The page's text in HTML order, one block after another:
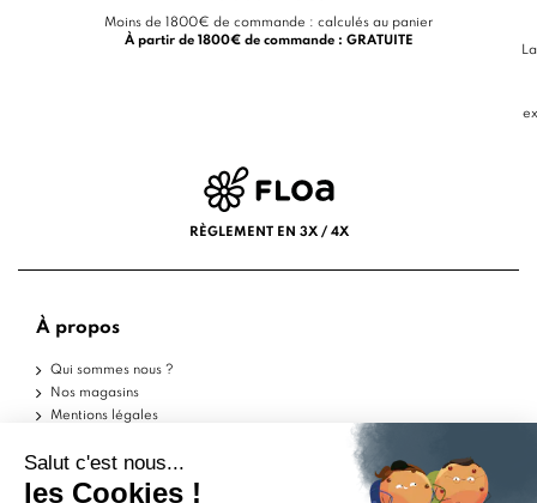
Moins de 1800€ de commande : calculés au panier
À partir de 1800€ de commande : GRATUITE
RÈGLEMENT EN 3X / 4X
À propos
Qui sommes nous ?
Nos magasins
Mentions légales
Politique de confidentialité
Aide